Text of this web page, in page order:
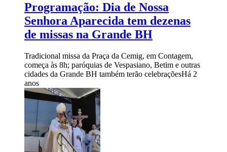
Programação: Dia de Nossa
Senhora Aparecida tem dezenas
de missas na Grande BH
Tradicional missa da Praça da Cemig, em Contagem,
começa às 8h; paróquias de Vespasiano, Betim e outras
cidades da Grande BH também terão celebraçõesHá 2
anos